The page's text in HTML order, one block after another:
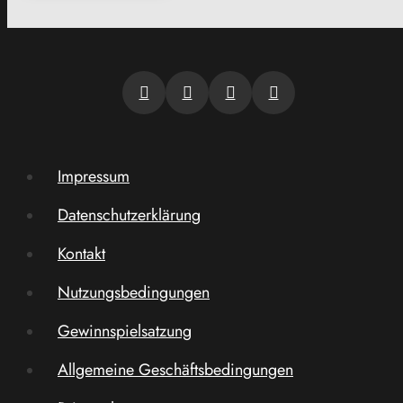
Impressum
Datenschutzerklärung
Kontakt
Nutzungsbedingungen
Gewinnspielsatzung
Allgemeine Geschäftsbedingungen